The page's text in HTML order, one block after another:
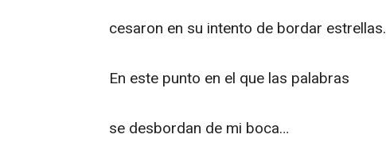
cesaron en su intento de bordar estrellas.
En este punto en el que las palabras
se desbordan de mi boca…